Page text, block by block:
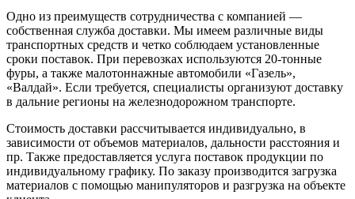
Одно из преимуществ сотрудничества с компанией —
собственная служба доставки. Мы имеем различные виды
транспортных средств и четко соблюдаем установленные
сроки поставок. При перевозках используются 20-тонные
фуры, а также малотоннажные автомобили «Газель»,
«Валдай». Если требуется, специалисты организуют доставку
в дальние регионы на железнодорожном транспорте.
Стоимость доставки рассчитывается индивидуально, в
зависимости от объемов материалов, дальности расстояния и
пр. Также предоставляется услуга поставок продукции по
индивидуальному графику. По заказу производится загрузка
материалов с помощью манипуляторов и разгрузка на объекте